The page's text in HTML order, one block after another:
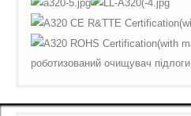
роботизований очищувач підлоги